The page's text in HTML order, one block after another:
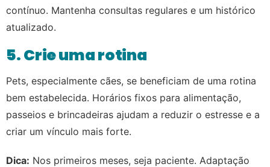
contínuo. Mantenha consultas regulares e um histórico
atualizado.
5. Crie uma rotina
Pets, especialmente cães, se beneficiam de uma rotina
bem estabelecida. Horários fixos para alimentação,
passeios e brincadeiras ajudam a reduzir o estresse e a
criar um vínculo mais forte.
Dica: Nos primeiros meses, seja paciente. Adaptação